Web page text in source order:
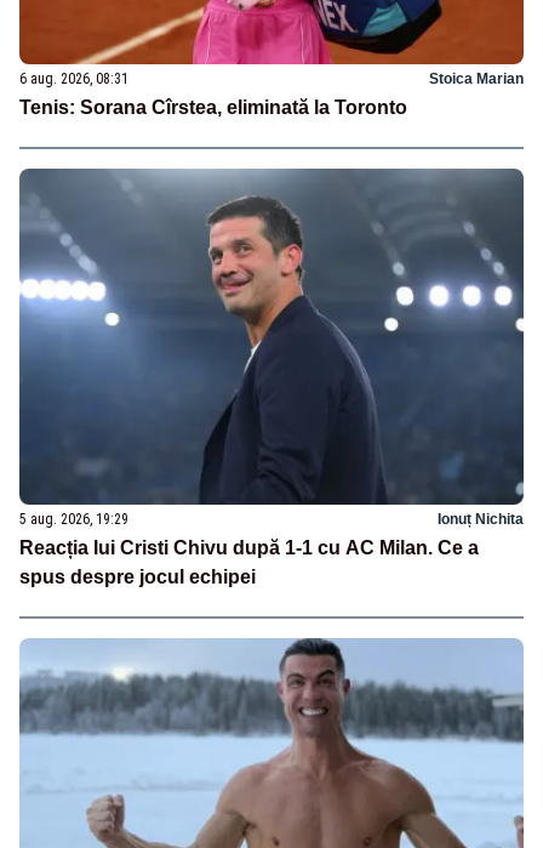
6 aug. 2026, 08:31 Stoica Marian
Tenis: Sorana Cîrstea, eliminată la Toronto
5 aug. 2026, 19:29 Ionuț Nichita
Reacția lui Cristi Chivu după 1-1 cu AC Milan. Ce a
spus despre jocul echipei